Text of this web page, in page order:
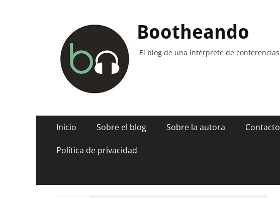
Bootheando
El blog de una intérprete de conferencias
Menú
Saltar
contenido
Inicio Sobre el blog Sobre la autora Contacto
Política de privacidad